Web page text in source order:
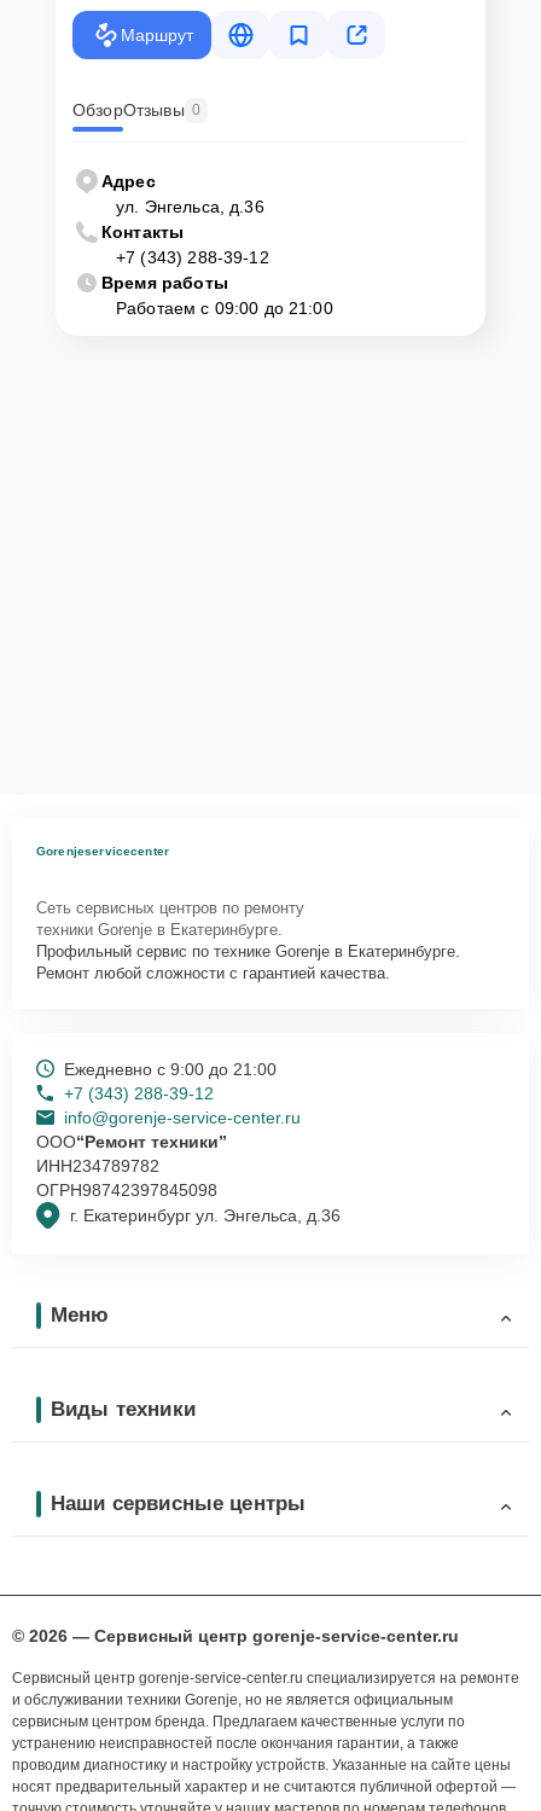
Маршрут
ОбзорОтзывы 0
Адрес
ул. Энгельса, д.36
Контакты
+7 (343) 288-39-12
Время работы
Работаем с 09:00 до 21:00
Gorenjeservicecenter
Сеть сервисных центров по ремонту
техники Gorenje в Екатеринбурге.
Профильный сервис по технике Gorenje в Екатеринбурге.
Ремонт любой сложности с гарантией качества.
г. Екатеринбург ул. Энгельса, д.36
Ежедневно с 9:00 до 21:00
+7 (343) 288-39-12
info@gorenje-service-center.ru
ООО“Ремонт техники”
ИНН234789782
ОГРН98742397845098
Меню
Виды техники
Наши сервисные центры
© 2026 — Сервисный центр gorenje-service-center.ru
Сервисный центр gorenje-service-center.ru специализируется на ремонте
и обслуживании техники Gorenje, но не является официальным
сервисным центром бренда. Предлагаем качественные услуги по
устранению неисправностей после окончания гарантии, а также
проводим диагностику и настройку устройств. Указанные на сайте цены
носят предварительный характер и не считаются публичной офертой —